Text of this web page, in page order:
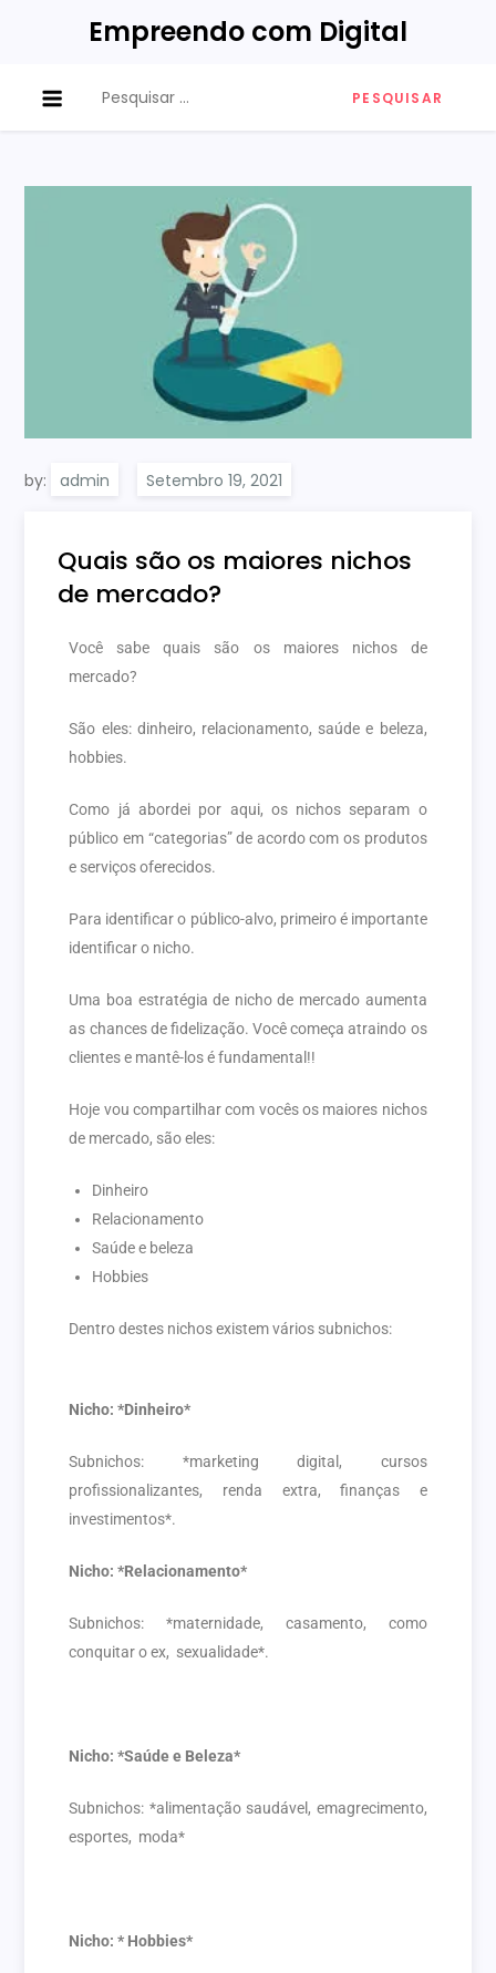
Empreendo com Digital
by: admin
Quais são os maiores nichos
de mercado?
Você sabe quais são os maiores nichos de
mercado?
São eles: dinheiro, relacionamento, saúde e beleza,
hobbies.
Como já abordei por aqui, os nichos separam o
público em “categorias” de acordo com os produtos
e serviços oferecidos.
Para identificar o público-alvo, primeiro é importante
identificar o nicho.
Uma boa estratégia de nicho de mercado aumenta
as chances de fidelização. Você começa atraindo os
clientes e mantê-los é fundamental!!
Hoje vou compartilhar com vocês os maiores nichos
de mercado, são eles:
Dinheiro
Relacionamento
Saúde e beleza
Hobbies
Dentro destes nichos existem vários subnichos:
Nicho: *Dinheiro*
Subnichos: *marketing digital, cursos
profissionalizantes, renda extra, finanças e
investimentos*.
Nicho: *Relacionamento*
Subnichos: *maternidade, casamento, como
conquitar o ex, sexualidade*.
Nicho: *Saúde e Beleza*
Subnichos: *alimentação saudável, emagrecimento,
esportes, moda*
Nicho: * Hobbies*